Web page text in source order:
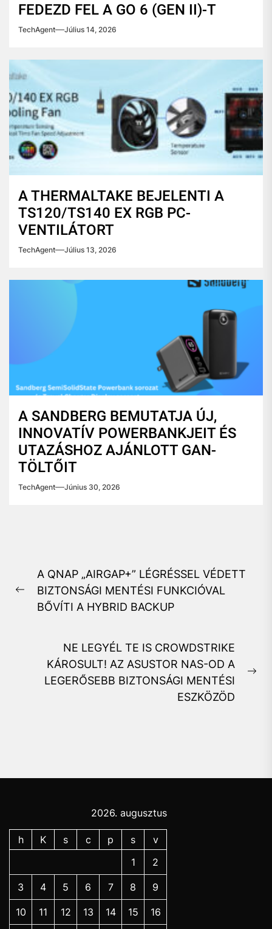
FEDEZD FEL A GO 6 (GEN II)-T
TechAgent Július 14, 2026
A THERMALTAKE BEJELENTI A
TS120/TS140 EX RGB PC-
VENTILÁTORT
TechAgent Július 13, 2026
A SANDBERG BEMUTATJA ÚJ,
INNOVATÍV POWERBANKJEIT ÉS
UTAZÁSHOZ AJÁNLOTT GAN-
TÖLTŐIT
TechAgent Június 30, 2026
navigáció
Previous
post:
A QNAP „AIRGAP+” LÉGRÉSSEL VÉDETT
BIZTONSÁGI MENTÉSI FUNKCIÓVAL
BŐVÍTI A HYBRID BACKUP
NE LEGYÉL TE IS CROWDSTRIKE
KÁROSULT! AZ ASUSTOR NAS-OD A
LEGERŐSEBB BIZTONSÁGI MENTÉSI
ESZKÖZÖD
2026. augusztus
h K s c p s
v
1
2
3 4 5 6 7 8 9
10 11 12 13 14 15 16